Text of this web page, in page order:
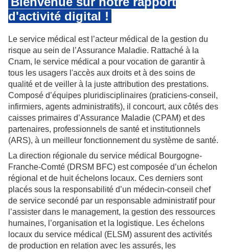
d'activité digital !
Le service médical est l’acteur médical de la gestion du
risque au sein de l’Assurance Maladie. Rattaché à la
Cnam, le service médical a pour vocation de garantir à
tous les usagers l'accès aux droits et à des soins de
qualité et de veiller à la juste attribution des prestations.
Composé d’équipes pluridisciplinaires (praticiens-conseil,
infirmiers, agents administratifs), il concourt, aux côtés des
caisses primaires d’Assurance Maladie (CPAM) et des
partenaires, professionnels de santé et institutionnels
(ARS), à un meilleur fonctionnement du système de santé.
La direction régionale du service médical Bourgogne-
Franche-Comté (DRSM BFC) est composée d’un échelon
régional et de huit échelons locaux. Ces derniers sont
placés sous la responsabilité d’un médecin-conseil chef
de service secondé par un responsable administratif pour
l’assister dans le management, la gestion des ressources
humaines, l’organisation et la logistique. Les échelons
locaux du service médical (ELSM) assurent des activités
de production en relation avec les assurés, les